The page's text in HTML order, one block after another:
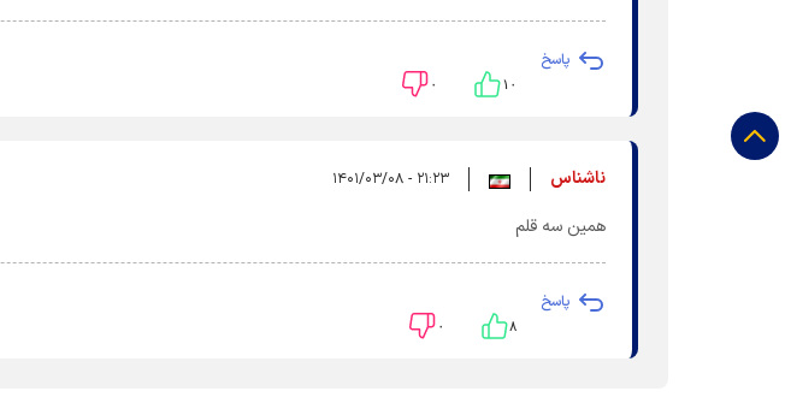
پاسخ
۱۰ ۰
ناشناس ۲۱:۲۳ - ۱۴۰۱/۰۳/۰۸
همین سه قلم
پاسخ
۸ ۰